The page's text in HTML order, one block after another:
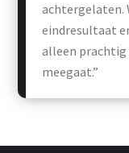
eindresultaat
alleen prachtig
meegaat.”